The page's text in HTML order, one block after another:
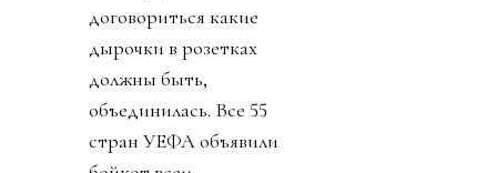
договориться какие
дырочки в розетках
должны быть,
объединилась. Все 55
стран УЕФА объявили